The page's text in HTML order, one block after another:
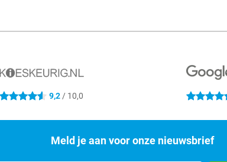
4.6 sterren 9,2/ 10,0 4.4 sterren
Meld je aan voor onze nieuwsbrief